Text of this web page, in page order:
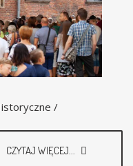
/
CZYTAJ WIĘCEJ...